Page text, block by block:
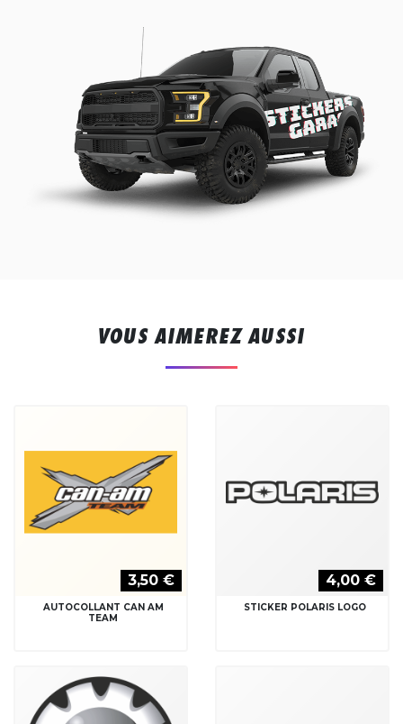
VOUS AIMEREZ AUSSI
3,50 €
AUTOCOLLANT CAN AM
TEAM
4,00 €
STICKER POLARIS LOGO